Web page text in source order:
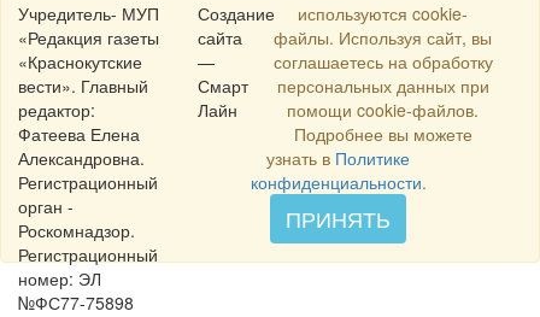
Учредитель- МУП
«Редакция газеты
«Краснокутские
вести». Главный
редактор:
Фатеева Елена
Александровна.
Регистрационный
орган -
Роскомнадзор.
Регистрационный
номер: ЭЛ
№ФС77-75898
Создание
сайта
—
Смарт
Лайн
используются cookie-
файлы. Используя сайт, вы
соглашаетесь на обработку
персональных данных при
помощи cookie-файлов.
Подробнее вы можете
узнать в Политике
конфиденциальности.
ПРИНЯТЬ